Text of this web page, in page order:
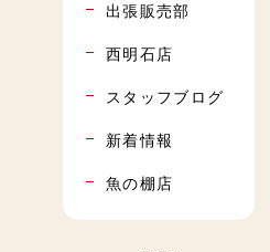
出張販売部
西明石店
スタッフブログ
新着情報
魚の棚店